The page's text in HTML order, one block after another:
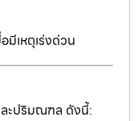
มีเหตุเร่งด่วน
ะปริมณฑล ดังนี้: